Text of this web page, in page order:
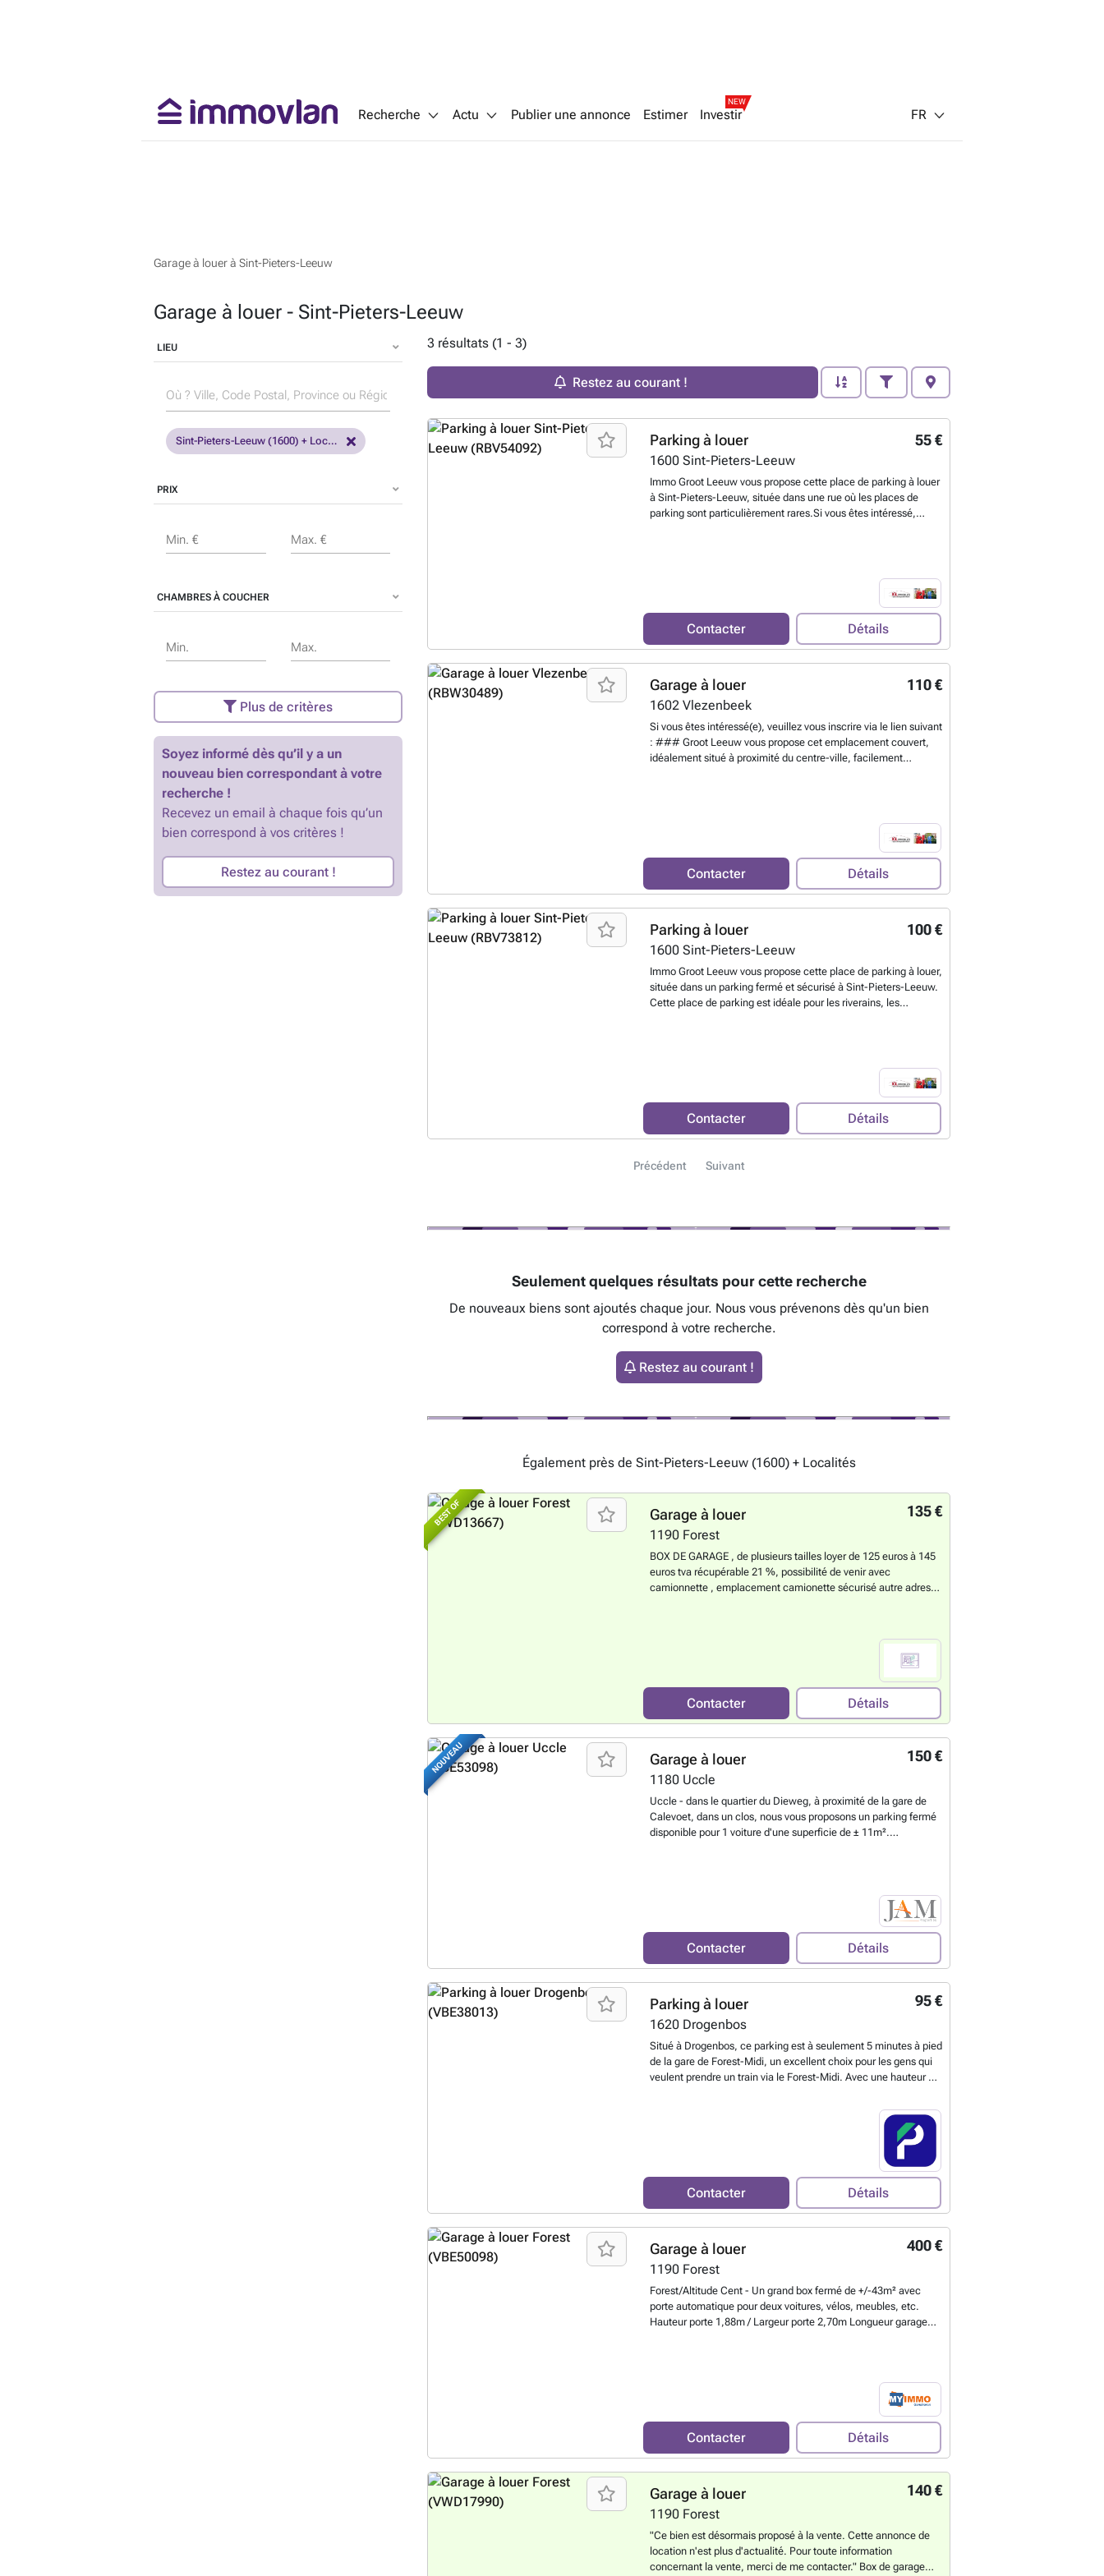
Recherche Actu Publier une annonce Estimer Investir
NEW
FR
Garage à louer à Sint-Pieters-Leeuw
Garage à louer - Sint-Pieters-Leeuw
LIEU
Sint-Pieters-Leeuw (1600) + Localités
PRIX
Min. € Max. €
CHAMBRES À COUCHER
Min. Max.
Plus de critères
Soyez informé dès qu’il y a un
nouveau bien correspondant à votre
recherche !
Recevez un email à chaque fois qu’un
bien correspond à vos critères !
Restez au courant !
3 résultats (1 - 3)
Restez au courant !
55 €
Parking à louer
1600 Sint-Pieters-Leeuw
Immo Groot Leeuw vous propose cette place de parking à louer
à Sint-Pieters-Leeuw, située dans une rue où les places de
parking sont particulièrement rares.Si vous êtes intéressé,
Contacter Détails
110 €
Garage à louer
1602 Vlezenbeek
Si vous êtes intéressé(e), veuillez vous inscrire via le lien suivant
: ### Groot Leeuw vous propose cet emplacement couvert,
idéalement situé à proximité du centre-ville, facilement
Contacter Détails
100 €
Parking à louer
1600 Sint-Pieters-Leeuw
Immo Groot Leeuw vous propose cette place de parking à louer,
située dans un parking fermé et sécurisé à Sint-Pieters-Leeuw.
Cette place de parking est idéale pour les riverains, les
Contacter Détails
Précédent Suivant
Seulement quelques résultats pour cette recherche
De nouveaux biens sont ajoutés chaque jour. Nous vous prévenons dès qu'un bien
correspond à votre recherche.
Restez au courant !
Également près de Sint-Pieters-Leeuw (1600) + Localités
BEST OF 135 €
Garage à louer
1190 Forest
BOX DE GARAGE , de plusieurs tailles loyer de 125 euros à 145
euros tva récupérable 21 %, possibilité de venir avec
camionnette , emplacement camionette sécurisé autre adresse
Contacter Détails
NOUVEAU 150 €
Garage à louer
1180 Uccle
Uccle - dans le quartier du Dieweg, à proximité de la gare de
Calevoet, dans un clos, nous vous proposons un parking fermé
disponible pour 1 voiture d'une superficie de ± 11m².
Contacter Détails
95 €
Parking à louer
1620 Drogenbos
Situé à Drogenbos, ce parking est à seulement 5 minutes à pied
de la gare de Forest-Midi, un excellent choix pour les gens qui
veulent prendre un train via le Forest-Midi. Avec une hauteur de
utilitaires, les camionnettes, etc. Le stationnement est devenu
un jeu facile avec BePark, louez votre place de parking dès
maintenant ! Vous pouvez réserver directement votre parking
sur le lien suivant : ### %20-%20drogenbos/rue-de-la-
utm_source=ubiflow&utm_medium=referral&utm_campaign=p
arking_listing&utm_content=beEn savoir plus ?
Contacter Détails
400 €
Garage à louer
1190 Forest
Forest/Altitude Cent - Un grand box fermé de +/-43m² avec
porte automatique pour deux voitures, vélos, meubles, etc.
Hauteur porte 1,88m / Largeur porte 2,70m Longueur garage
Contacter Détails
140 €
Garage à louer
1190 Forest
"Ce bien est désormais proposé à la vente. Cette annonce de
location n'est plus d'actualité. Pour toute information
concernant la vente, merci de me contacter." Box de garage